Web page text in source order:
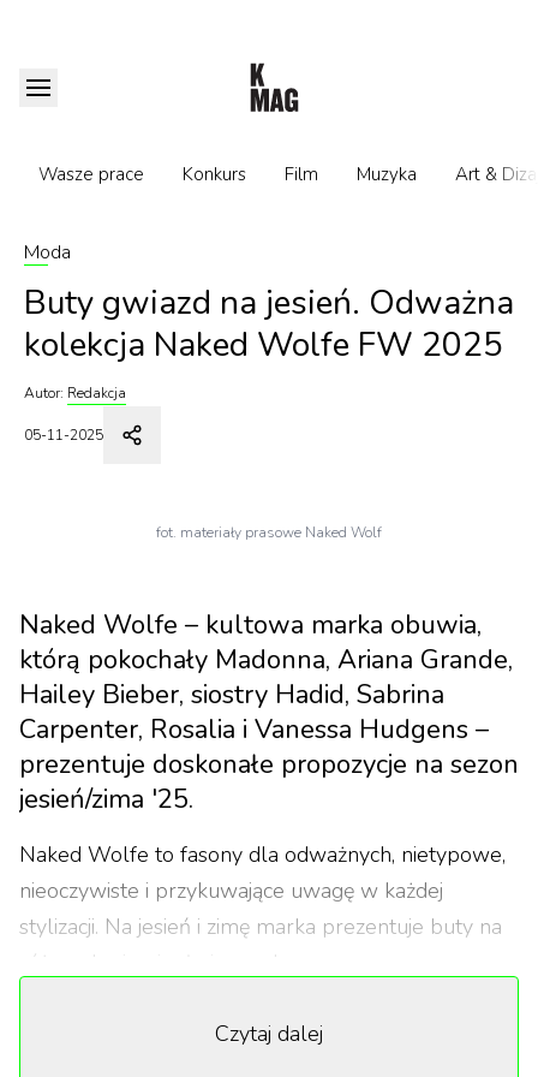
Wasze prace Konkurs Film Muzyka Art &
Moda
Buty gwiazd na jesień. Odważna
kolekcja Naked Wolfe FW 2025
Autor: Redakcja
05-11-2025
fot. materiały prasowe Naked Wolf
Naked Wolfe – kultowa marka obuwia,
którą pokochały Madonna, Ariana Grande,
Hailey Bieber, siostry Hadid, Sabrina
Carpenter, Rosalia i Vanessa Hudgens –
prezentuje doskonałe propozycje na sezon
jesień/zima '25.
Naked Wolfe to fasony dla odważnych, nietypowe,
nieoczywiste i przykuwające uwagę w każdej
stylizacji. Na jesień i zimę marka prezentuje buty na
różne okazje: ciepłe i casualowe zamszowe
Disturb czy eleganckie kozaki Stated. Każda fanka
Czytaj dalej